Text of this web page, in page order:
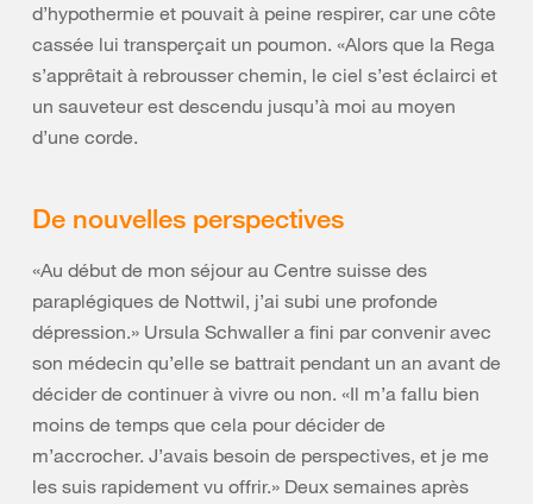
d’hypothermie et pouvait à peine respirer, car une côte
cassée lui transperçait un poumon. «Alors que la Rega
s’apprêtait à rebrousser chemin, le ciel s’est éclairci et
un sauveteur est descendu jusqu’à moi au moyen
d’une corde.
De nouvelles perspectives
«Au début de mon séjour au Centre suisse des
paraplégiques de Nottwil, j’ai subi une profonde
dépression.» Ursula Schwaller a fini par convenir avec
son médecin qu’elle se battrait pendant un an avant de
décider de continuer à vivre ou non. «Il m’a fallu bien
moins de temps que cela pour décider de
m’accrocher. J’avais besoin de perspectives, et je me
les suis rapidement vu offrir.» Deux semaines après